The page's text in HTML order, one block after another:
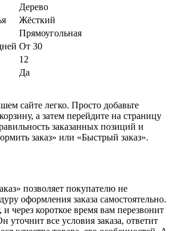
Дерево
Жёсткий
Прямоугольная
От 30
12
Да
сайте легко. Просто добавьте
а затем перейдите на страницу
заказанных позиций и
заказ» или «Быстрый заказ».
позволяет покупателю не
оформления заказа самостоятельно.
через короткое время вам перезвонит
уточнит все условия заказа, ответит